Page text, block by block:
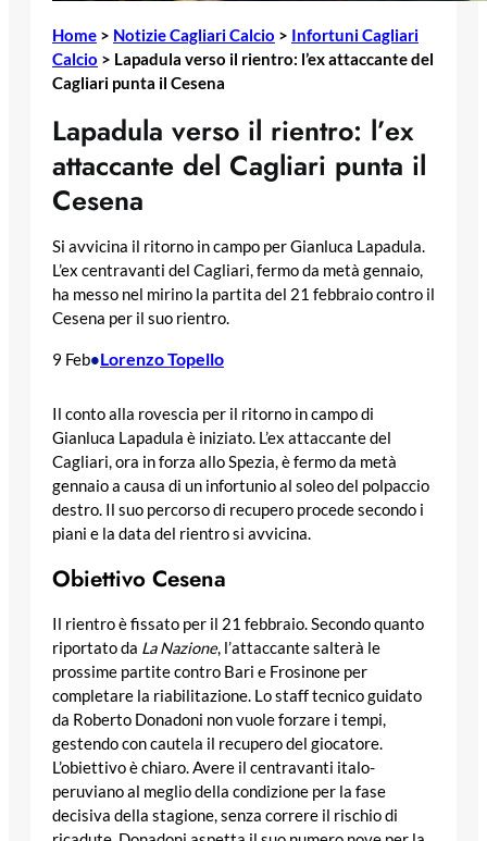
Home > Notizie Cagliari Calcio > Infortuni Cagliari
Calcio > Lapadula verso il rientro: l’ex attaccante del
Cagliari punta il Cesena
Lapadula verso il rientro: l’ex
attaccante del Cagliari punta il
Cesena
Si avvicina il ritorno in campo per Gianluca Lapadula.
L’ex centravanti del Cagliari, fermo da metà gennaio,
ha messo nel mirino la partita del 21 febbraio contro il
Cesena per il suo rientro.
9 Feb•Lorenzo Topello
Il conto alla rovescia per il ritorno in campo di
Gianluca Lapadula è iniziato. L’ex attaccante del
Cagliari, ora in forza allo Spezia, è fermo da metà
gennaio a causa di un infortunio al soleo del polpaccio
destro. Il suo percorso di recupero procede secondo i
piani e la data del rientro si avvicina.
Obiettivo Cesena
Il rientro è fissato per il 21 febbraio. Secondo quanto
riportato da La Nazione, l’attaccante salterà le
prossime partite contro Bari e Frosinone per
completare la riabilitazione. Lo staff tecnico guidato
da Roberto Donadoni non vuole forzare i tempi,
gestendo con cautela il recupero del giocatore.
L’obiettivo è chiaro. Avere il centravanti italo-
peruviano al meglio della condizione per la fase
decisiva della stagione, senza correre il rischio di